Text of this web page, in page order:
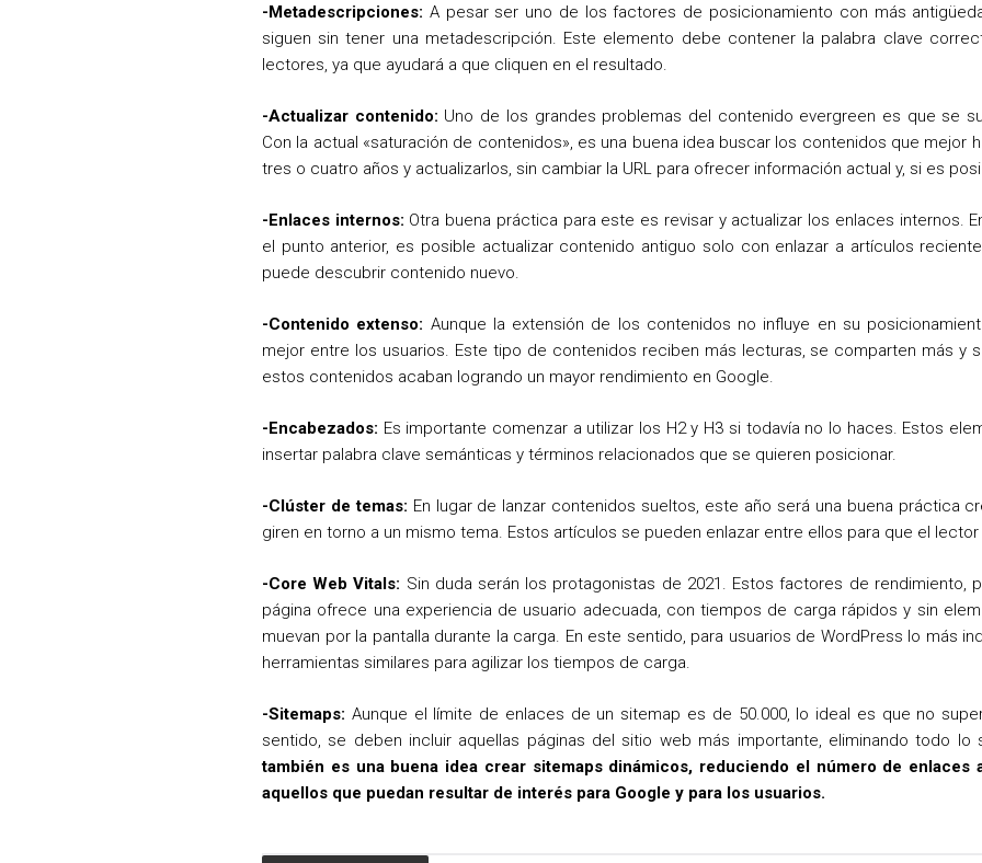
-Metadescripciones: A pesar ser uno de los factores de posicionamiento con más
siguen sin tener una metadescripción. Este elemento debe contener la palabra clave
lectores, ya que ayudará a que cliquen en el resultado.
-Actualizar contenido: Uno de los grandes problemas del contenido evergreen es que se
Con la actual «saturación de contenidos», es una buena idea buscar los contenidos que mejor
tres o cuatro años y actualizarlos, sin cambiar la URL para ofrecer información actual y, si es
-Enlaces internos: Otra buena práctica para este es revisar y actualizar los enlaces internos.
el punto anterior, es posible actualizar contenido antiguo solo con enlazar a artículos
puede descubrir contenido nuevo.
-Contenido extenso: Aunque la extensión de los contenidos no influye en su
mejor entre los usuarios. Este tipo de contenidos reciben más lecturas, se comparten más y
estos contenidos acaban logrando un mayor rendimiento en Google.
-Encabezados: Es importante comenzar a utilizar los H2 y H3 si todavía no lo haces. Estos
insertar palabra clave semánticas y términos relacionados que se quieren posicionar.
-Clúster de temas: En lugar de lanzar contenidos sueltos, este año será una buena práctica
giren en torno a un mismo tema. Estos artículos se pueden enlazar entre ellos para que el
-Core Web Vitals: Sin duda serán los protagonistas de 2021. Estos factores de rendimiento,
página ofrece una experiencia de usuario adecuada, con tiempos de carga rápidos y sin
muevan por la pantalla durante la carga. En este sentido, para usuarios de WordPress lo más
herramientas similares para agilizar los tiempos de carga.
-Sitemaps: Aunque el límite de enlaces de un sitemap es de 50.000, lo ideal es que no
sentido, se deben incluir aquellas páginas del sitio web más importante, eliminando todo lo
también es una buena idea crear sitemaps dinámicos, reduciendo el número de enlaces
aquellos que puedan resultar de interés para Google y para los usuarios.